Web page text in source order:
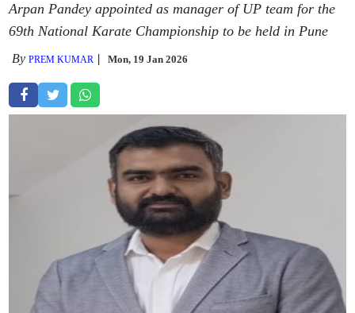
Arpan Pandey appointed as manager of UP team for the
69th National Karate Championship to be held in Pune
ByPREM KUMAR Mon, 19 Jan 2026